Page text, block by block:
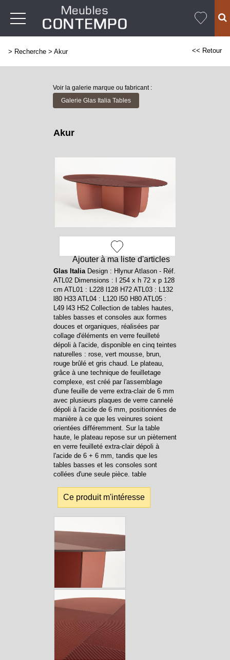
> Recherche > Akur << Retour
Voir la galerie marque ou fabricant :
Galerie Glas Italia Tables
Ajouter à ma liste d'articles
Akur
Glas ItaliaDesign : Hlynur Atlason - Réf.
ATL02 Dimensions : l 254 x h 72 x p 128
cm ATL01 : L228 l128 H72 ATL03 : L132
l80 H33 ATL04 : L120 l50 H80 ATL05 :
L49 l43 H52 Collection de tables hautes,
tables basses et consoles aux formes
douces et organiques, réalisées par
collage d'éléments en verre feuilleté
dépoli à l'acide, disponible en cinq teintes
naturelles : rose, vert mousse, brun,
rouge brûlé et gris chaud. Le plateau,
grâce à une technique de feuilletage
complexe, est créé par l'assemblage
d'une feuille de verre extra-clair de 6 mm
avec plusieurs plaques de verre cannelé
dépoli à l'acide de 6 mm, positionnées de
manière à ce que les veinures soient
orientées différemment. Sur la table
haute, le plateau repose sur un piètement
en verre feuilleté extra-clair dépoli à
l'acide de 6 + 6 mm, tandis que les
tables basses et les consoles sont
collées d'une seule pièce. table
Ce produit m'intéresse